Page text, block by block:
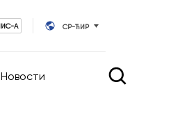
А СР-ЋИР
Новости